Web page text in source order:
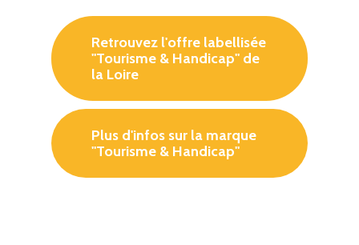
Retrouvez l'offre labellisée
"Tourisme & Handicap" de
la Loire
Plus d'infos sur la marque
"Tourisme & Handicap"